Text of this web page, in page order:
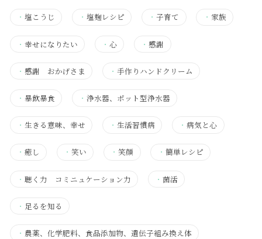
・ 塩こうじ ・塩麹レシピ ・子育て ・ 家族
・ 幸せになりたい ・心 ・感謝
・ 感謝 おかげさま ・手作りハンドクリーム
・ 暴飲暴食 ・浄水器、ポット型浄水器
・ 生きる意味、幸せ ・生活習慣病 ・病気と心
・ 癒し ・笑い ・笑顔 ・ 簡単レシピ
・ 聴く力 コミニュケーション力 ・菌活
・ 足るを知る
・ 農薬、化学肥料、食品添加物、遺伝子組み換え体